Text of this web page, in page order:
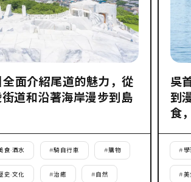
全面介紹尾道的魅力，從
道和沿著海岸漫步到島
食·酒水 #騎自行車 #購物
史·文化 #治癒 #自然
吳
到
食
# 學
#美